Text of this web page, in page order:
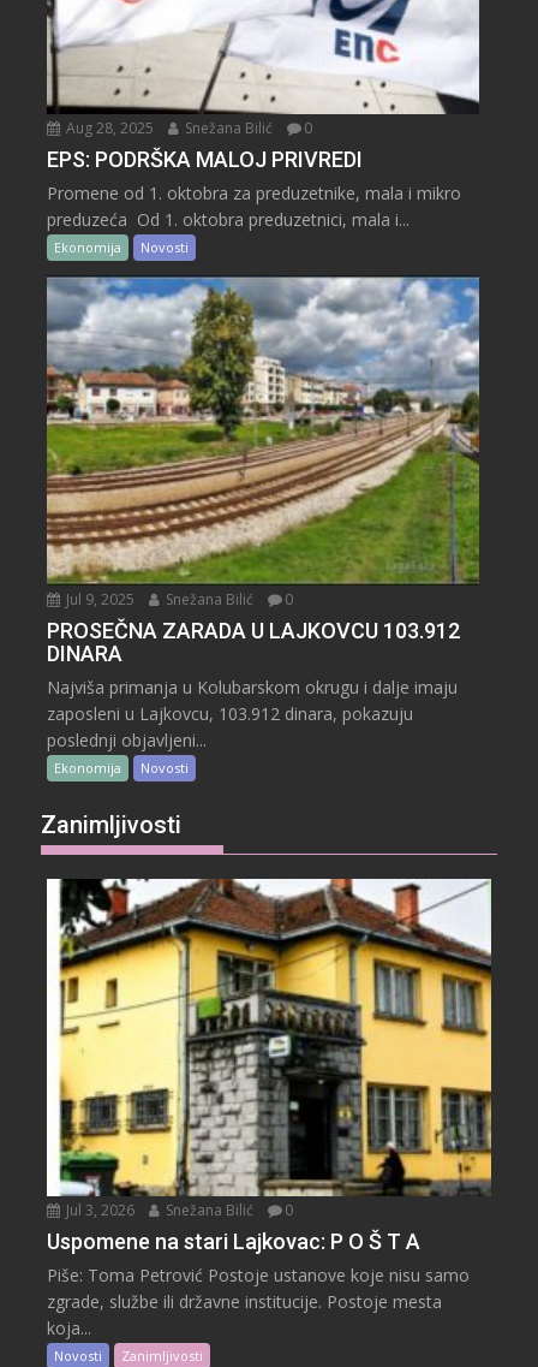
Aug 28, 2025 Snežana Bilić 0
EPS: PODRŠKA MALOJ PRIVREDI
Promene od 1. oktobra za preduzetnike, mala i mikro
preduzeća Od 1. oktobra preduzetnici, mala i...
Ekonomija Novosti
Jul 9, 2025 Snežana Bilić 0
PROSEČNA ZARADA U LAJKOVCU 103.912
DINARA
Najviša primanja u Kolubarskom okrugu i dalje imaju
zaposleni u Lajkovcu, 103.912 dinara, pokazuju
poslednji objavljeni...
Ekonomija Novosti
Zanimljivosti
Jul 3, 2026 Snežana Bilić 0
Uspomene na stari Lajkovac: P O Š T A
Piše: Toma Petrović Postoje ustanove koje nisu samo
zgrade, službe ili državne institucije. Postoje mesta
koja...
Novosti Zanimljivosti